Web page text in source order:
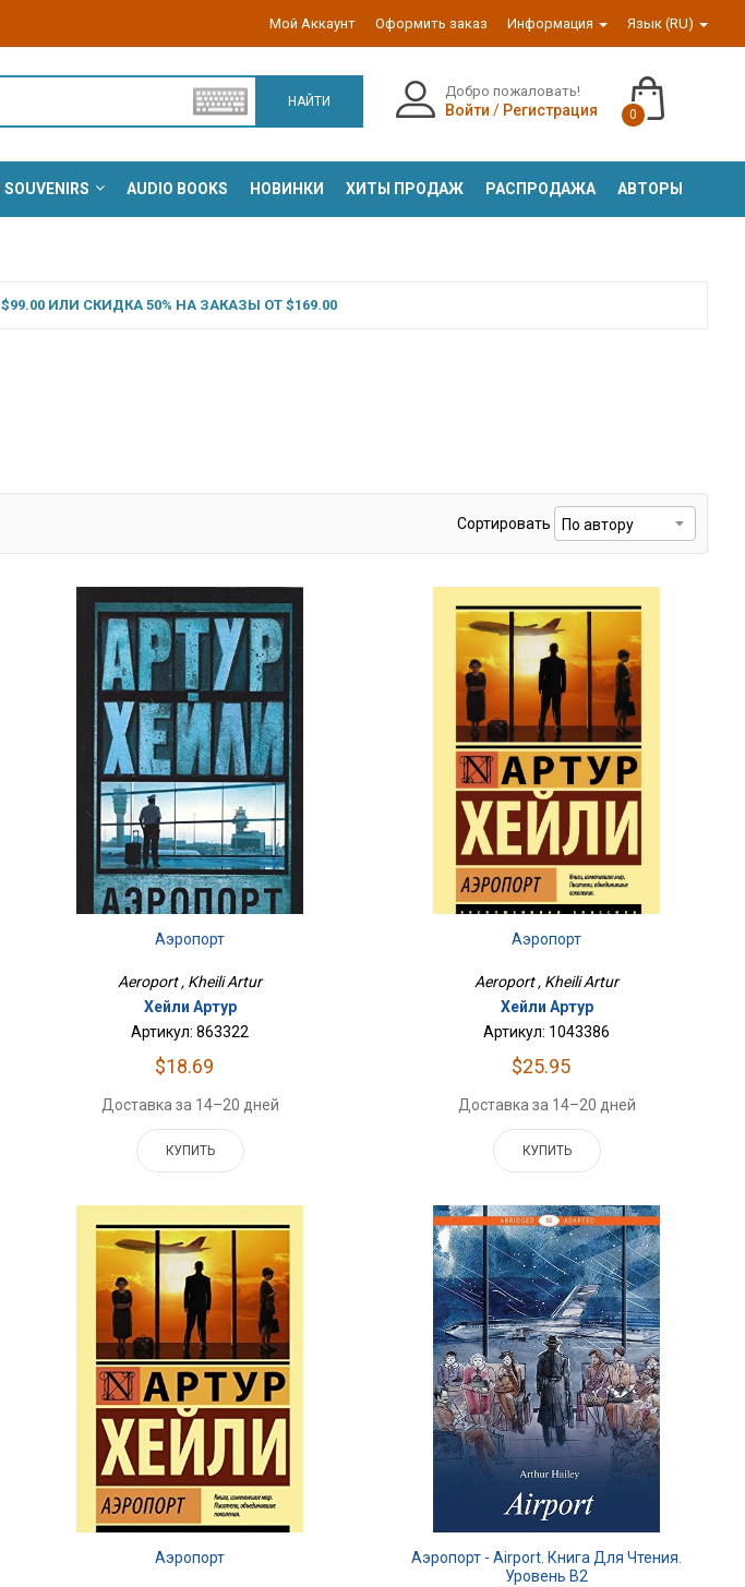
Мой Аккаунт Оформить заказ Информация Язык (RU)
НАЙТИ
Добро пожаловать!
Войти / Регистрация 0
AUDIO BOOKS НОВИНКИ ХИТЫ ПРОДАЖ РАСПРОДАЖА АВТОРЫ
ИЛИ СКИДКА 50% НА ЗАКАЗЫ ОТ $169.00
Сортировать
Аэропорт
Aeroport , Kheili Artur
Хейли Артур
Артикул: 863322
$18.69
Доставка за 14–20 дней
КУПИТЬ
Аэропорт
Aeroport , Kheili Artur
Хейли Артур
Артикул: 1043386
$25.95
Доставка за 14–20 дней
КУПИТЬ
Аэропорт
Аэропорт - Airport. Книга Для Чтения.
Уровень В2